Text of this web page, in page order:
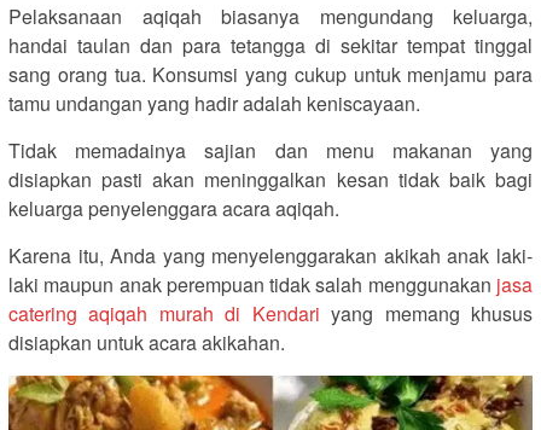
Pelaksanaan aqiqah biasanya mengundang keluarga,
handai taulan dan para tetangga di sekitar tempat tinggal
sang orang tua. Konsumsi yang cukup untuk menjamu para
tamu undangan yang hadir adalah keniscayaan.
Tidak memadainya sajian dan menu makanan yang
disiapkan pasti akan meninggalkan kesan tidak baik bagi
keluarga penyelenggara acara aqiqah.
Karena itu, Anda yang menyelenggarakan akikah anak laki-
laki maupun anak perempuan tidak salah menggunakan jasa
catering aqiqah murah di Kendari yang memang khusus
disiapkan untuk acara akikahan.